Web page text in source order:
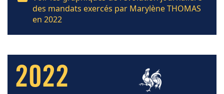
des mandats exercés par Marylène THOMAS
en 2022
2022